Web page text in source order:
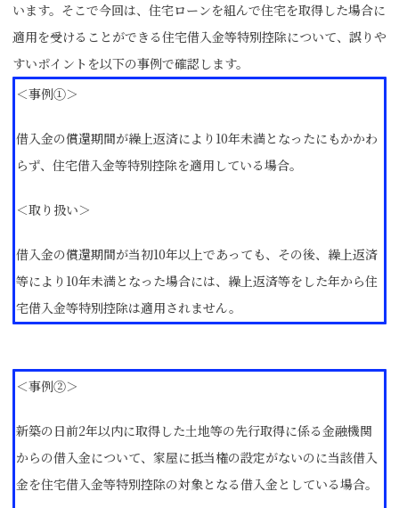
います。そこで今回は、住宅ローンを組んで住宅を取得した場合に
適用を受けることができる住宅借入金等特別控除について、誤りや
すいポイントを以下の事例で確認します。
＜事例①＞
借入金の償還期間が繰上返済により10年未満となったにもかかわ
らず、住宅借入金等特別控除を適用している場合。
＜取り扱い＞
借入金の償還期間が当初10年以上であっても、その後、繰上返済
等により10年未満となった場合には、繰上返済等をした年から住
宅借入金等特別控除は適用されません。
＜事例②＞
新築の日前2年以内に取得した土地等の先行取得に係る金融機関
からの借入金について、家屋に抵当権の設定がないのに当該借入
金を住宅借入金等特別控除の対象となる借入金としている場合。